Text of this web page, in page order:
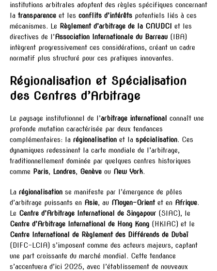
institutions arbitrales adoptent des règles spécifiques concernant
la transparence et les conflits d’intérêts potentiels liés à ces
mécanismes. Le Règlement d’arbitrage de la CNUDCI
et les
directives de l’Association Internationale du Barreau (IBA)
intègrent progressivement ces considérations, créant un cadre
normatif plus structuré pour ces pratiques innovantes.
Régionalisation et Spécialisation
des Centres d’Arbitrage
Le paysage institutionnel de l’arbitrage international
connaît une
profonde mutation caractérisée par deux tendances
complémentaires: la régionalisation et la spécialisation. Ces
dynamiques redessinent la carte mondiale de l’arbitrage,
traditionnellement dominée par quelques centres historiques
comme Paris, Londres, Genève ou New York.
La régionalisation se manifeste par l’émergence de pôles
d’arbitrage puissants en Asie, au Moyen-Orientet en Afrique.
Le Centre d’Arbitrage International de Singapour (SIAC), le
Centre d’Arbitrage International de Hong Kong (HKIAC) et le
Centre International de Règlement des Différends de Dubaï
(DIFC-LCIA) s’imposent comme des acteurs majeurs, captant
une part croissante du marché mondial. Cette tendance
s’accentuera d’ici 2025, avec l’établissement de nouveaux